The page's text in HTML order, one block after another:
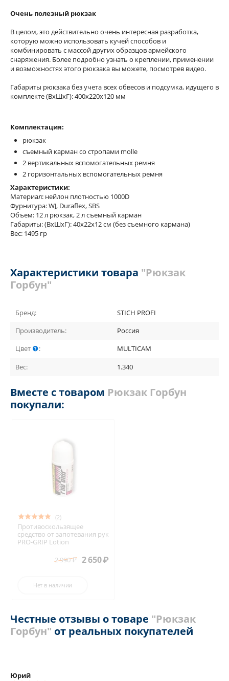
Очень полезный рюкзак
В целом, это действительно очень интересная разработка,
которую можно использовать кучей способов и
комбинировать с массой других образцов армейского
снаряжения. Более подробно узнать о креплении, применении
и возможностях этого рюкзака вы можете, посмотрев видео.
Габариты рюкзака без учета всех обвесов и подсумка, идущего в
комплекте (ВxШxГ): 400x220x120 мм
Комплектация:
рюкзак
съемный карман со стропами molle
2 вертикальных вспомогательных ремня
2 горизонтальных вспомогательных ремня
Характеристики:
Материал: нейлон плотностью 1000D
Фурнитура: WJ, Duraflex, SBS
Объем: 12 л рюкзак, 2 л съемный карман
Габариты: (ВxШxГ): 40x22x12 см (без съемного кармана)
Вес: 1495 гр
Характеристики товара "Рюкзак
Горбун"
Бренд:
STICH PROFI
Производитель:
Россия
Цвет
: MULTICAM
Вес: 1.340
Вместе с товаром Рюкзак Горбун
покупали:
(2)
Противоскользящее
средство от запотевания рук
PRO-GRIP Lotion
2 990₽ 2 650₽
Нет в наличии
Честные отзывы о товаре "Рюкзак
Горбун" от реальных покупателей
Юрий